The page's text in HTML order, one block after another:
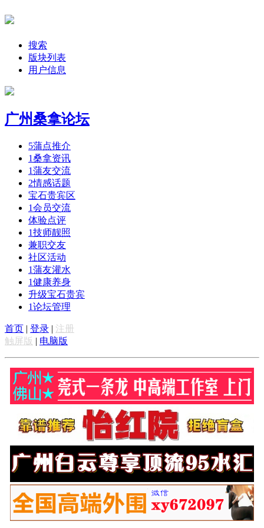
搜索
版块列表
用户信息
广州桑拿论坛
5蒲点推介
1桑拿资讯
1蒲友交流
2情感话题
宝石贵宾区
1会员交流
体验点评
1技师靓照
兼职交友
社区活动
1蒲友灌水
1健康养身
升级宝石贵宾
1论坛管理
首页 | 登录 | 注册
触屏版 | 电脑版